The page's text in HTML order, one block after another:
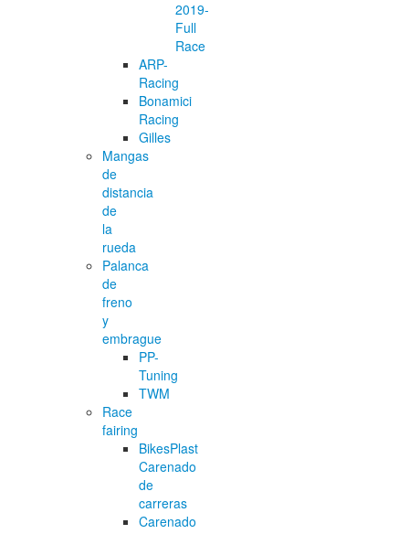
2019-
Full
Race
ARP-
Racing
Bonamici
Racing
Gilles
Mangas
de
distancia
de
la
rueda
Palanca
de
freno
y
embrague
PP-
Tuning
TWM
Race
fairing
BikesPlast
Carenado
de
carreras
Carenado